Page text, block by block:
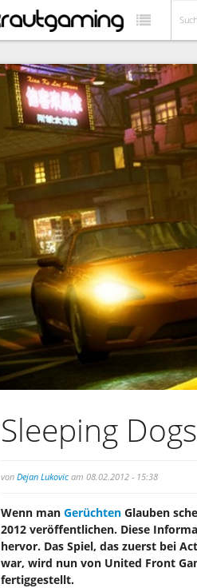
Sleeping
von Dejan Lukovic am 08.02.2012 - 15:38
Wenn man Gerüchten Glauben
2012 veröffentlichen. Diese
hervor. Das Spiel, das zuerst bei
war, wird nun von United Front
fertiggestellt.